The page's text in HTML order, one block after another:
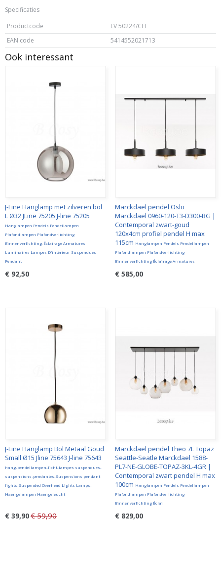
Specificaties
Productcode
LV 50224/CH
EAN code
5414552021713
Ook interessant
J-Line Hanglamp met zilveren bol
L Ø32 JLine 75205 J-line 75205
Hanglampen Pendels Pendellampen
Plafondlampen Plafondverlichting
Binnenverlichting-Éclairage Armatures
Luminaires Lampes D'intérieur Suspendues
Pendant
€ 92,50
Marckdael pendel Oslo
Marckdael 0960-120-T3-D300-BG |
Contemporal zwart-goud
120x4cm profiel pendel H max
115cm Hanglampen Pendels Pendellampen
Plafondlampen Plafondverlichting
Binnenverlichting Éclairage Armatures
€ 585,00
J-Line Hanglamp Bol Metaal Goud
Small Ø15 Jline 75643 J-line 75643
hang-pendellampen-licht-lampes suspendues-
suspensions-pendantes-Suspensions pendant
lights-Suspended Overhead Lights Lamps-
Haengelampen Haengeleucht
€ 39,90€ 59,90
Marckdael pendel Theo 7L Topaz
Seattle-Seatle Marckdael 1588-
PL7-NE-GLOBE-TOPAZ-3KL-4GR |
Contemporal zwart pendel H max
100cm Hanglampen Pendels Pendellampen
Plafondlampen Plafondverlichting
Binnenverlichting Éclai
€ 829,00